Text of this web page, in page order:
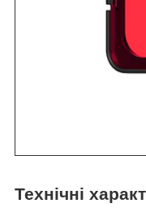
Технічні